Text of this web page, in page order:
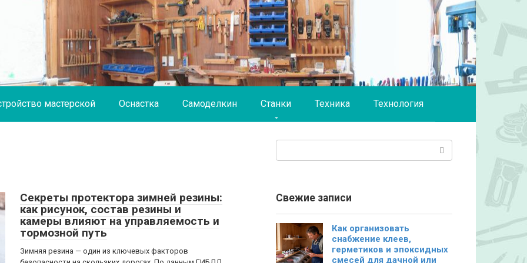
мастерской Оснастка Самоделкин Станки Техника Технология
Секреты протектора зимней резины:
как рисунок, состав резины и
камеры влияют на управляемость и
тормозной путь
Зимняя резина — один из ключевых факторов
Свежие записи
Как организовать
снабжение клеев,
герметиков и эпоксидных
смесей для дачной или